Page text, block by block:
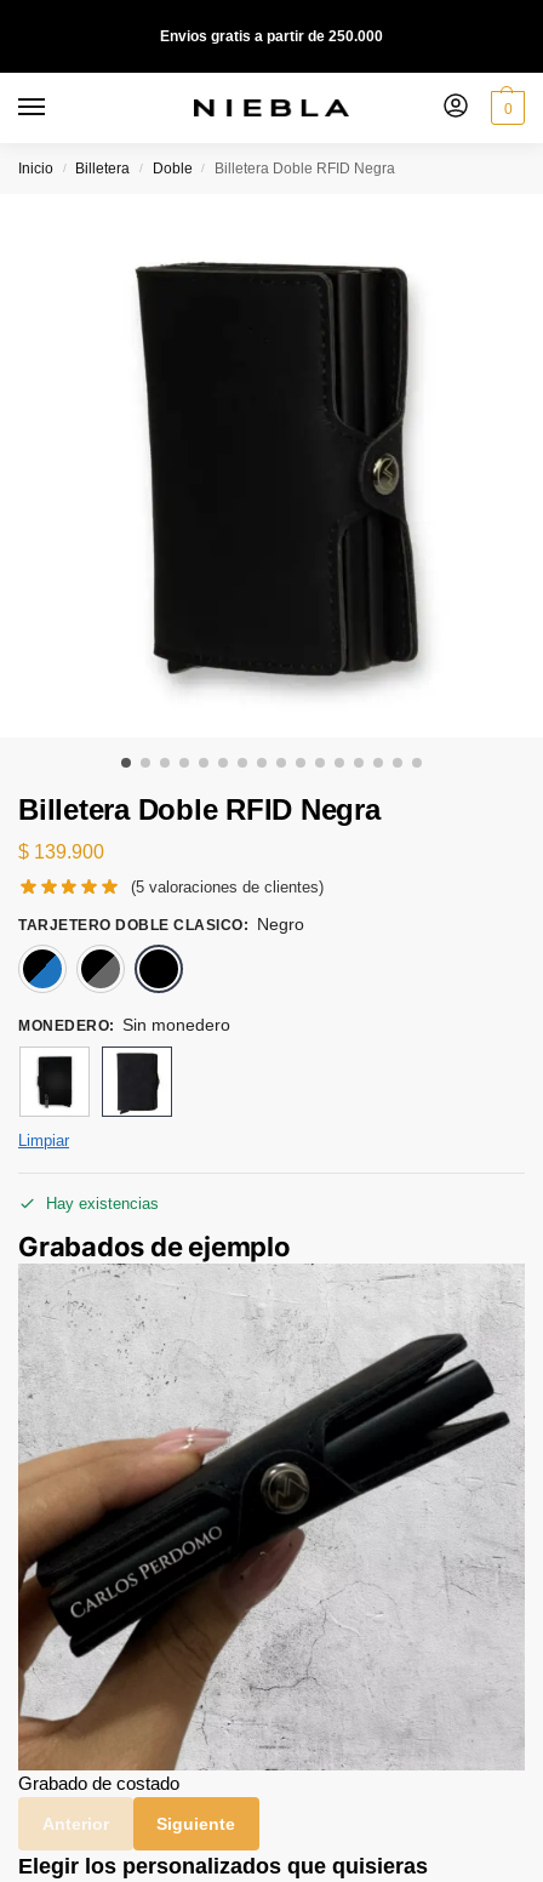
Envios gratis a partir de 250.000
0
Inicio / Billetera / Doble / Billetera Doble RFID Negra
Billetera Doble RFID Negra
$ 139.900
(5 valoraciones de clientes)
TARJETERO DOBLE CLASICO: Negro
Azul
MONEDERO: Sin monedero
Limpiar
Hay existencias
Grabados de ejemplo
Grabado de costado
Anterior Siguiente
Elegir los personalizados que quisieras